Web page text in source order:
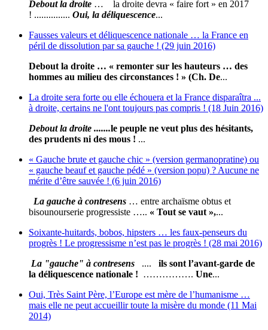
Debout la droite … la droite devra « faire fort » en 2017
! ............... Oui, la déliquescence...
Fausses valeurs et déliquescence nationale … la France en
péril de dissolution par sa gauche ! (29 juin 2016)
Debout la droite … « remonter sur les hauteurs … des
hommes au milieu des circonstances ! » (Ch. De...
La droite sera forte ou elle échouera et la France disparaîtra ...
à droite, certains ne l'ont toujours pas compris ! (18 Juin 2016)
Debout la droite .......le peuple ne veut plus des hésitants,
des prudents ni des mous ! ...
« Gauche brute et gauche chic » (version germanopratine) ou
« gauche beauf et gauche pédé » (version popu) ? Aucune ne
mérite d’être sauvée ! (6 juin 2016)
La gauche à contresens … entre archaïsme obtus et
bisounourserie progressiste ….. « Tout se vaut »,...
Soixante-huitards, bobos, hipsters … les faux-penseurs du
progrès ! Le progressisme n’est pas le progrès ! (28 mai 2016)
La "gauche" à contresens .... ils sont l’avant-garde de
la déliquescence nationale ! ……………. Une...
Oui, Très Saint Père, l’Europe est mère de l’humanisme …
mais elle ne peut accueillir toute la misère du monde (11 Mai
2014)